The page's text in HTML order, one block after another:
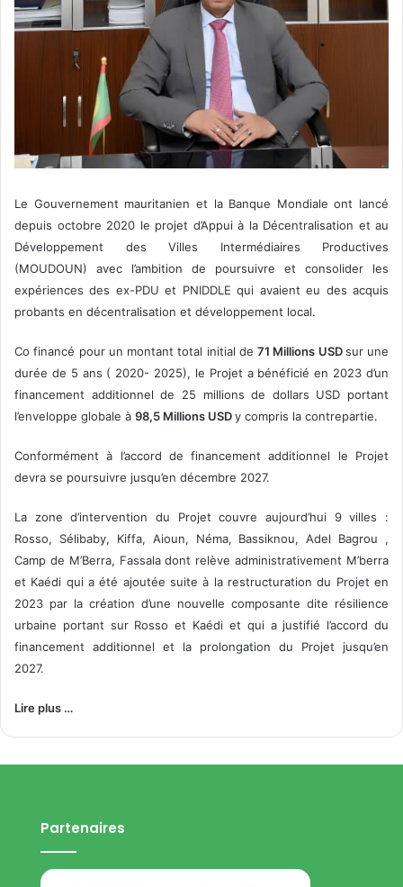
Le Gouvernement mauritanien et la Banque Mondiale ont lancé
depuis octobre 2020 le projet d’Appui à la Décentralisation et au
Développement des Villes Intermédiaires Productives
(MOUDOUN) avec l’ambition de poursuivre et consolider les
expériences des ex-PDU et PNIDDLE qui avaient eu des acquis
probants en décentralisation et développement local.
Co financé pour un montant total initial de 71 Millions USDsur une
durée de 5 ans ( 2020- 2025), le Projet a bénéficié en 2023 d’un
financement additionnel de 25 millions de dollars USD portant
l’enveloppe globale à 98,5 Millions USDy compris la contrepartie.
Conformément à l’accord de financement additionnel le Projet
devra se poursuivre jusqu’en décembre 2027.
La zone d’intervention du Projet couvre aujourd’hui 9 villes :
Rosso, Sélibaby, Kiffa, Aioun, Néma, Bassiknou, Adel Bagrou ,
Camp de M’Berra, Fassala dont relève administrativement M’berra
et Kaédi qui a été ajoutée suite à la restructuration du Projet en
2023 par la création d’une nouvelle composante dite résilience
urbaine portant sur Rosso et Kaédi et qui a justifié l’accord du
financement additionnel et la prolongation du Projet jusqu’en
2027.
Lire plus …
Partenaires